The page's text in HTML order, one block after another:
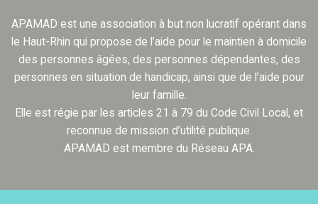
APAMAD est une association à but non lucratif opérant dans
le Haut-Rhin qui propose de l’aide pour le maintien à domicile
des personnes âgées, des personnes dépendantes, des
personnes en situation de handicap, ainsi que de l’aide pour
leur famille.
Elle est régie par les articles 21 à 79 du Code Civil Local, et
reconnue de mission d’utilité publique.
APAMAD est membre du Réseau APA.